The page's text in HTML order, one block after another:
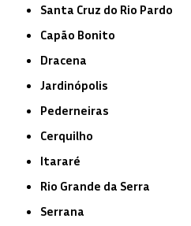
Santa Cruz do Rio Pardo
Capão Bonito
Dracena
Jardinópolis
Pederneiras
Cerquilho
Itararé
Rio Grande da Serra
Serrana